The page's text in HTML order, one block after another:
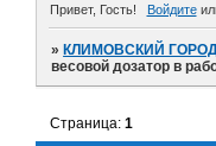
Привет, Гость! Войдите
»КЛИМОВСКИЙ
весовой дозатор в
Страница:1